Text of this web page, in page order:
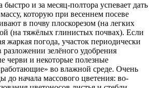
быстро и за месяц-полтора успевает дать
которую при весеннем посеве
в почву плоскорезом (на легких
(на тяжёлых глинистых почвах). Если
жаркая погода, участок периодически
зелёного удобрения
черви и некоторые полезные
во влажной среде. Очень
до начала массового цветения: во-